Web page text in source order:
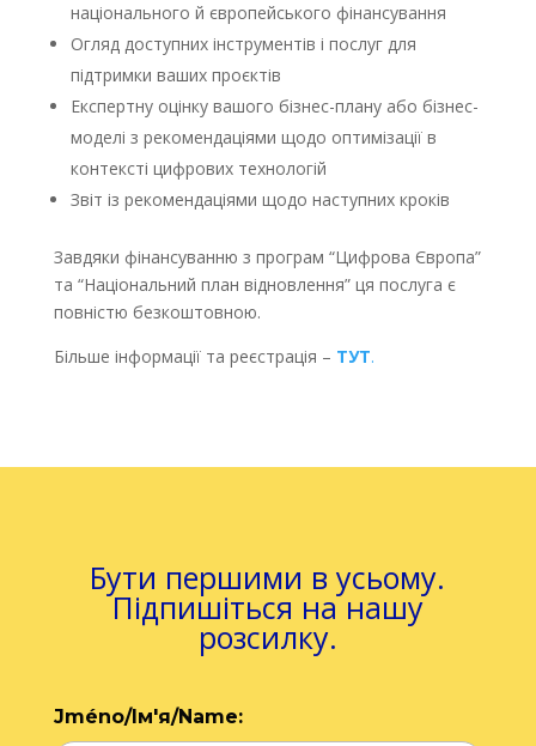
національного й європейського фінансування
Огляд доступних інструментів і послуг для
підтримки ваших проєктів
Експертну оцінку вашого бізнес-плану або бізнес-
моделі з рекомендаціями щодо оптимізації в
контексті цифрових технологій
Звіт із рекомендаціями щодо наступних кроків
Завдяки фінансуванню з програм “Цифрова Європа”
та “Національний план відновлення” ця послуга є
повністю безкоштовною.
Більше інформації та реєстрація – ТУТ.
Бути першими в усьому.
Підпишіться на нашу
розсилку.
Jméno/Ім'я/Name: